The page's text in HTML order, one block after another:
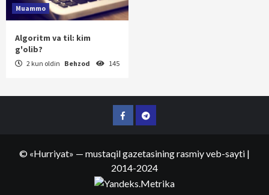
Muammo
Algoritm va til: kim
g'olib?
2 kun oldin Behzod 145
FacebookTelegram
© «Hurriyat» — mustaqil gazetasining rasmiy veb-sayti |
2014-2024